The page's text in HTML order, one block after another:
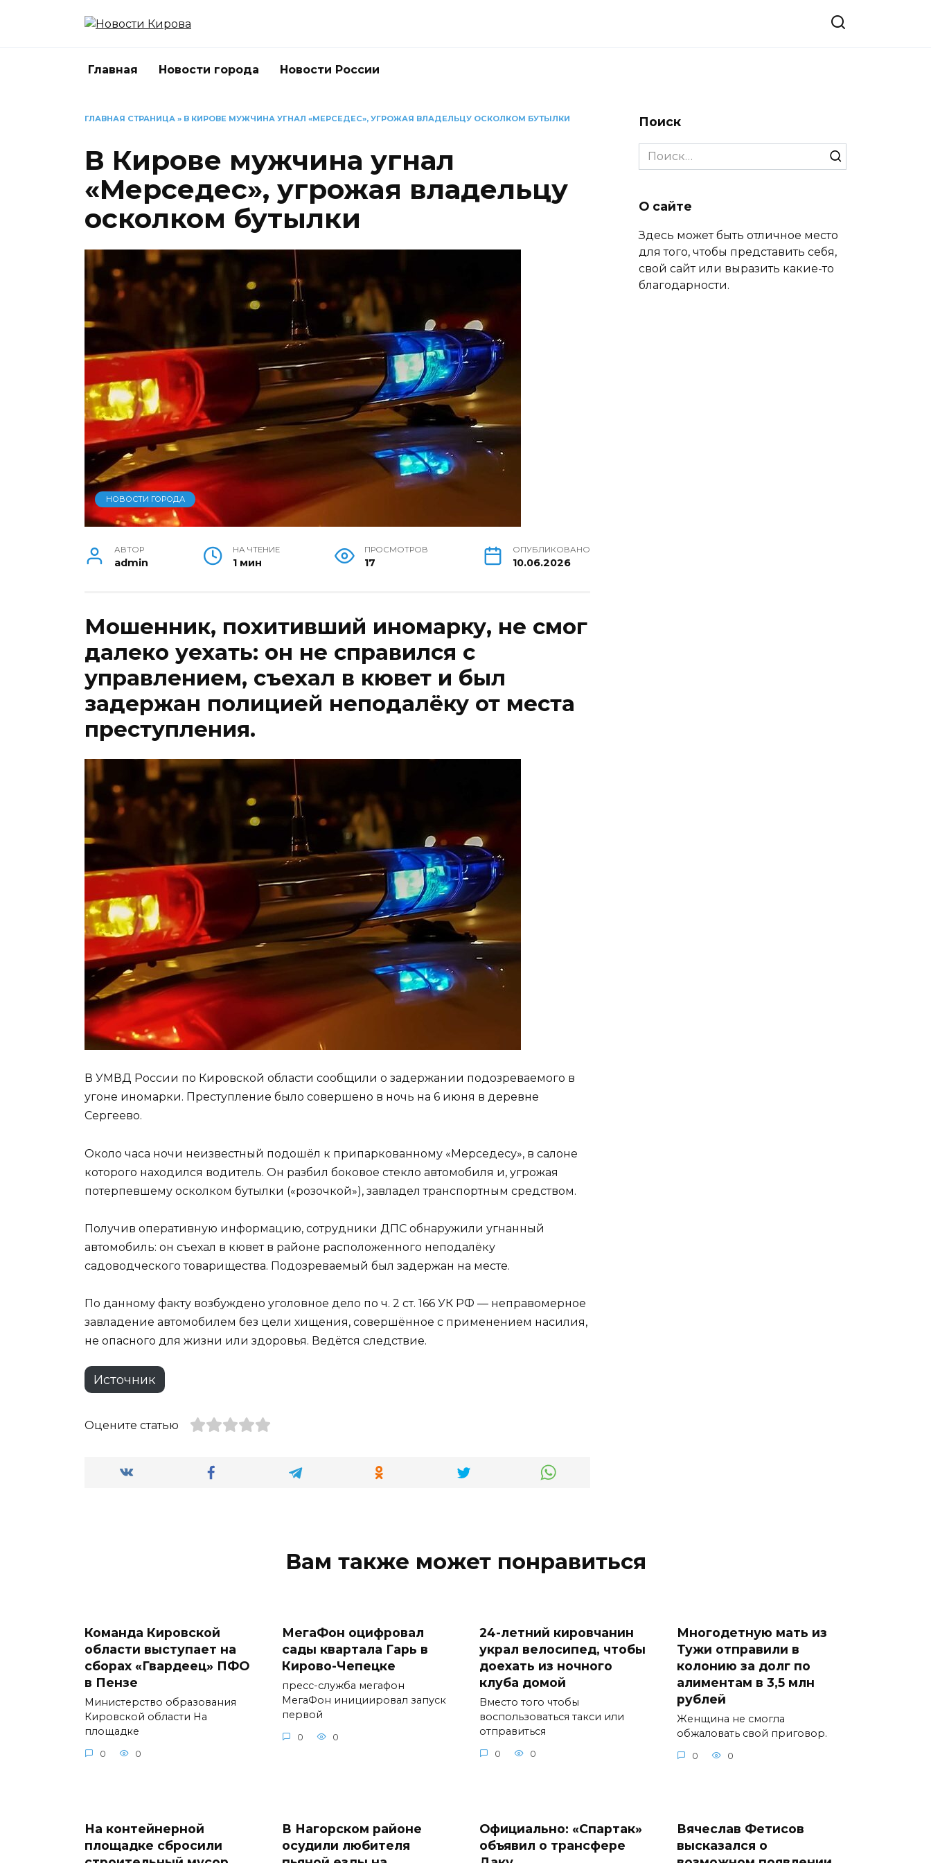
Главная Новости города Новости России
ГЛАВНАЯ СТРАНИЦА » В КИРОВЕ МУЖЧИНА УГНАЛ «МЕРСЕДЕС», УГРОЖАЯ ВЛАДЕЛЬЦУ ОСКОЛКОМ БУТЫЛКИ
В Кирове мужчина угнал
«Мерседес», угрожая владельцу
осколком бутылки
НОВОСТИ ГОРОДА
АВТОР
admin
НА ЧТЕНИЕ
1 мин
ПРОСМОТРОВ
17
ОПУБЛИКОВАНО
10.06.2026
Мошенник, похитивший иномарку, не смог
далеко уехать: он не справился с
управлением, съехал в кювет и был
задержан полицией неподалёку от места
преступления.
В УМВД России по Кировской области сообщили о задержании подозреваемого в
угоне иномарки. Преступление было совершено в ночь на 6 июня в деревне
Сергеево.
Около часа ночи неизвестный подошёл к припаркованному «Мерседесу», в салоне
которого находился водитель. Он разбил боковое стекло автомобиля и, угрожая
потерпевшему осколком бутылки («розочкой»), завладел транспортным средством.
Получив оперативную информацию, сотрудники ДПС обнаружили угнанный
автомобиль: он съехал в кювет в районе расположенного неподалёку
садоводческого товарищества. Подозреваемый был задержан на месте.
По данному факту возбуждено уголовное дело по ч. 2 ст. 166 УК РФ — неправомерное
завладение автомобилем без цели хищения, совершённое с применением насилия,
не опасного для жизни или здоровья. Ведётся следствие.
Источник
Оцените статью
Поиск
Search
for:
О сайте
Здесь может быть отличное место
для того, чтобы представить себя,
свой сайт или выразить какие-то
благодарности.
Вам также может понравиться
Команда Кировской
области выступает на
сборах «Гвардеец» ПФО
в Пензе
Министерство образования
Кировской области На
площадке
0 0
МегаФон оцифровал
сады квартала Гарь в
Кирово-Чепецке
пресс-служба мегафон
МегаФон инициировал запуск
первой
0 0
24-летний кировчанин
украл велосипед, чтобы
доехать из ночного
клуба домой
Вместо того чтобы
воспользоваться такси или
отправиться
0 0
Многодетную мать из
Тужи отправили в
колонию за долг по
алиментам в 3,5 млн
рублей
Женщина не смогла
обжаловать свой приговор.
0 0
На контейнерной
площадке сбросили
В Нагорском районе
осудили любителя
Официально: «Спартак»
объявил о трансфере
Вячеслав Фетисов
высказался о